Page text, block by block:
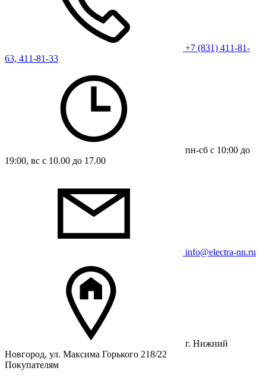
+7 (831) 411-81-
63, 411-81-33
пн-сб с 10:00 до
19:00, вс с 10.00 до 17.00
info@electra-nn.ru
г. Нижний
Новгород, ул. Максима Горького 218/22
Покупателям